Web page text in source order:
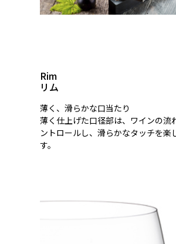
Rim
リム
薄く、滑らかな口当たり
薄く仕上げた口径部は、ワインの流
ントロールし、滑らかなタッチを楽
す。